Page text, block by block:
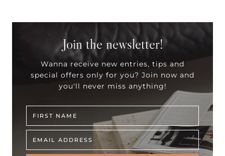
Join the newsletter!
Wanna receive new entries, tips and
special offers only for you? Join now and
you'll never miss anything!